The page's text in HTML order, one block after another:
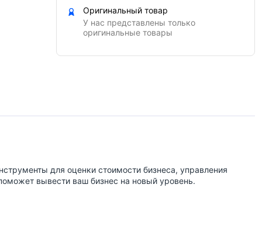
Оригинальный товар
У нас представлены только
оригинальные товары
для оценки стоимости бизнеса, управления
вывести ваш бизнес на новый уровень.